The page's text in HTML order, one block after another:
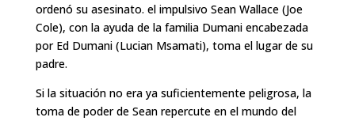
ordenó su asesinato. el impulsivo Sean Wallace (Joe
Cole), con la ayuda de la familia Dumani encabezada
por Ed Dumani (Lucian Msamati), toma el lugar de su
padre.
Si la situación no era ya suficientemente peligrosa, la
toma de poder de Sean repercute en el mundo del